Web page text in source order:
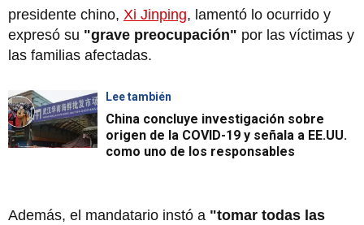
presidente chino, Xi Jinping, lamentó lo ocurrido y
expresó su "grave preocupación" por las víctimas y
las familias afectadas.
Lee también
China concluye investigación sobre
origen de la COVID-19 y señala a EE.UU.
como uno de los responsables
Además, el mandatario instó a "tomar todas las